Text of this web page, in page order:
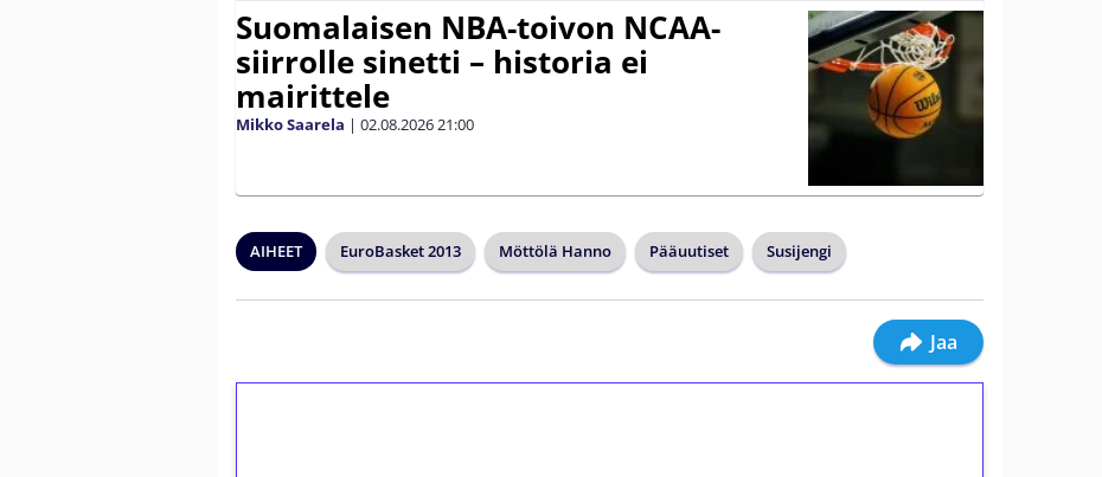
Suomalaisen NBA-toivon NCAA-
siirrolle sinetti – historia ei
mairittele
Mikko Saarela | 02.08.202621:00
AIHEET EuroBasket 2013 Möttölä Hanno Pääuutiset Susijengi
Jaa